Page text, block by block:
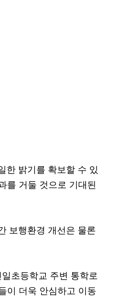
한 밝기를 확보할 수 있
를 거둘 것으로 기대된
보행환경 개선은 물론
초등학교 주변 통학로
이 더욱 안심하고 이동